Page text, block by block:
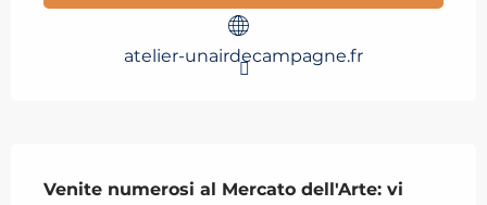
atelier-unairdecampagne.fr
Venite numerosi al Mercato dell'Arte: vi